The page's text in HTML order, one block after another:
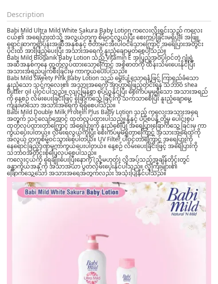
Description
Babi Mild Ultra Mild White Sakura Baby Lotionကလေးလိုးရှင်းသည် ကလေး
ငယ်၏ အရေပြားထဲသို့ အလွယ်တကူ စိမ့်ဝင်လွယ်ပြီး စေးကပ်ခြင်းမရှိပါ။ အဖြူ
ရောင်ဆာကူရာပန်းအဆီအနှစ်နှင့် ဗီတာမင်အီးပါဝင်သောကြောင့် အရေပြားအတွင်း
ပိုင်းထိ အားဖြည့်ပေးပြီး အသား‌အ‌ရေကို နူးညံ့ချောမွတ်စေပါသည်။
Babi Mild BioganikBaby Lotionသည်Vitamin E အပြည့်အဝပါဝင်တဲ့ ဂျုံရဲ့
အဆီအနှစ်ကနေ ထုတ်လုပ်ထားသောကြောင့် အစိုဓာတ်ကို ထိန်းသိမ်းပေးနိုင်ပြီး
အသားအရည်ပျက်စီးခြင်းမှ ကာကွယ်ပေးပါသည်။
Babi Mild Sweety Pink Baby Lotionသည်မွှေးပျံ့သောရနံ့ဖြင့် ကြာရှည်ခံသော
နူးညံ့သော သင့်ကလေး၏ အသားအရေကို အာဟာရဖြည့်တင်းရန် သဘာဝ shea
butter oil ပါ၀င်ပါသည်။ လျင်မြန်စွာ စုပ်ယူနိုင်ပြီး စေးကပ်မှုမရှိသော အသားအရည်
ကို နေ့စဉ် လိမ်းပေးခြင်းဖြင့် ခြောက်သွေ့ခြင်းကို သက်သာစေပြီး နူးညံ့ချောမွေ့
ကျန်းမာသော အသားအရေကို ရရှိစေပါသည်။
Babi Mild Double Milk Protein Plus Baby Lotionသည် ကလေးအသားအရေ
အတွက် သင့်‌လျော်အောင် ထုတ်လုပ်ထားပါသည်။နို့နှင့် ပဲပိစပ်နို့ တို့မှ ပေါင်းစပ်
ထုတ်လုပ်ထားတာကြောင့် အရေပြားကို နူးညံစေပြီး အရေပြားခြောက်သွေ့ခြင်းမှ ကာ
ကွယ်ပေးပါတယ်။ လိမ်းရလွယ်ကူပြီး စေးကပ်မှုမရှိတာကြောင့် အသားအရေထဲကို
အလွယ် တကူစိမ့်ဝင်သွားစေပါတယ်။ UV Filter ပါဝင်တာကြောင့် အရေပြားကို
နေရောင်ခြည်ဒဏ်မှကာကွယ်ပေးပါတယ်။ နေ့စဉ် လိမ်းပေးခြင်းဖြင့် အရေပြားကို
သဘာဝအတိုင်းစိုပြေလှပစေပါသည်။
ကလေးငယ်ကို ရေချိုးပေးပြီးနောက် (သို့မဟုတ်) လိုအပ်သည့်အချိန်တိုင်းတွင်
ခန္ဓာကိုယ်အနှံ့ကို အသာအယာ ပွတ်လိမ်းပေးနိုင်ပါသည်။ လူကြီးများ၏
ခြောက်သွေ့သော အသားအရေအတွက်လည်း အသုံးပြုနိုင်ပါသည်။